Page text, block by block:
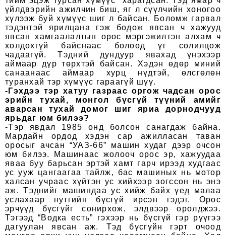
үйлдвэрийн ажилчин биш, яг л сүүлчийн хоногоо
хүлээж буй хүмүүс шиг л байсан. Боломж гарвал
тэдэнтэй ярилцана гэж бодож явсан ч хажууд
явсан хамгаалалтын орос мэргэжилтэн алхам ч
холдохгүй байснаас болоод үг солилцож
чадаагүй. Тэдний дундуур явахад үнэхээр
аймаар дүр төрхтэй байсан. Хэдэн өдөр миний
санаанаас аймаар хурц нүдтэй, өлсгөлөн
туранхай тэр хүмүүс гараагүй шүү.
-Гэхдээ тэр хатуу газраас оргож чадсан орос
эрийн тухай, монгол бүсгүй түүний амийг
аварсан тухай домог шиг яриа дорнодчууд
ярьдаг юм билээ?
-Тэр явдал 1985 онд болсон санагдаж байна.
Мардайн ордод хэдэн сар ажилласан таван
оросыг ачсан “УАЗ-66” машин худаг дээр очсон
юм билээ. Машинаас жолооч орос эр, хажуудаа
яваа буу барьсан эртэй хамт гарч ирээд худгаас
ус ууж цангаагаа тайлж, бас машиных нь мотор
халсан учраас хүйтэн ус хийхээр зогссон нь энэ
аж. Тэднийг машиндаа ус хийж байх үед малаа
услахаар нутгийн бүсгүй ирсэн гэдэг. Орос
эрчүүд бүсгүйг сонирхож, элдвээр оролджээ.
Тэгээд “Водка есть” гэхээр нь бүсгүй гэр рүүгээ
дагуулан явсан аж. Тэд бүсгүйн гэрт очоод